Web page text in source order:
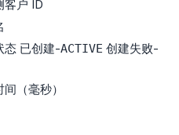
客户 ID
态 已创建-ACTIVE 创建失败-
（毫秒）